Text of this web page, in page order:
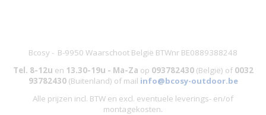
Bcosy - B-9950 Waarschoot België BTWnr BE0889388248
Tel. 8-12u en 13.30-19u - Ma-Za op 093782430(België) of 0032
93782430(Buitenland) of mail info@bcosy-outdoor.be
Alle prijzen incl. BTW en excl. eventuele leverings- en/of
montagekosten.